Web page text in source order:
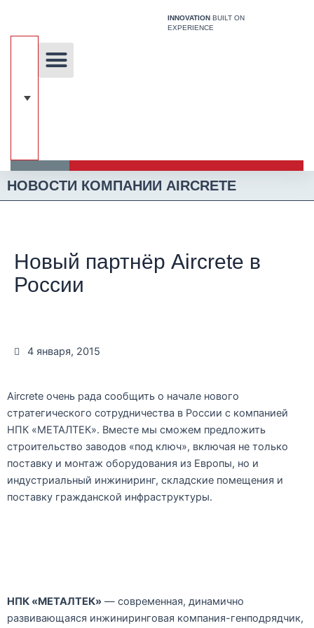
содержимому
INNOVATION BUILT ON
EXPERIENCE
НОВОСТИ КОМПАНИИ AIRCRETE
Новый партнёр Aircrete в
России
4 января, 2015
Aircrete очень рада сообщить о начале нового
стратегического сотрудничества в России с компанией
НПК «МЕТАЛТЕК». Вместе мы сможем предложить
строительство заводов «под ключ», включая не только
поставку и монтаж оборудования из Европы, но и
индустриальный инжиниринг, складские помещения и
поставку гражданской инфраструктуры.
НПК «МЕТАЛТЕК» — современная, динамично
развивающаяся инжиниринговая компания-генподрядчик,